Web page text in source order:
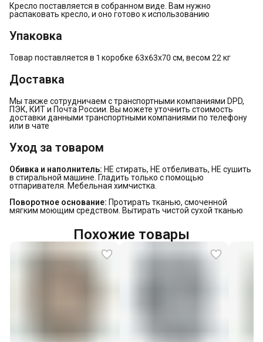
Кресло поставляется в собранном виде. Вам нужно
распаковать кресло, и оно готово к использованию
Упаковка
Товар поставляется в 1 коробке 63х63х70 см, весом 22 кг
Доставка
Мы также сотрудничаем с транспортными компаниями DPD,
ПЭК, КИТ и Почта России. Вы можете уточнить стоимость
доставки данными транспортными компаниями по телефону
или в чате
Уход за товаром
Обивка и наполнитель: НЕ стирать, НЕ отбеливать, НЕ сушить
в стиральной машине. Гладить только с помощью
отпаривателя. Мебельная химчистка.
Поворотное основание: Протирать тканью, смоченной
мягким моющим средством. Вытирать чистой сухой тканью
Похожие товары